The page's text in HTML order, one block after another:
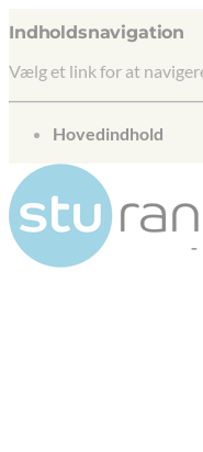
Indholdsnavigation
Vælg et link for at
gå til
Hovedindhold